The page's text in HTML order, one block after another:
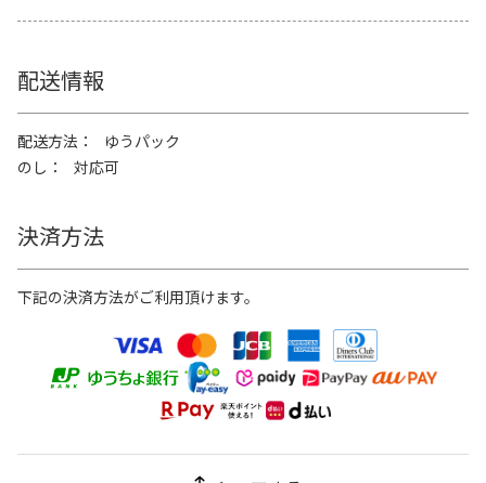
配送情報
配送方法
ゆうパック
のし
対応可
決済方法
下記の決済方法がご利用頂けます。